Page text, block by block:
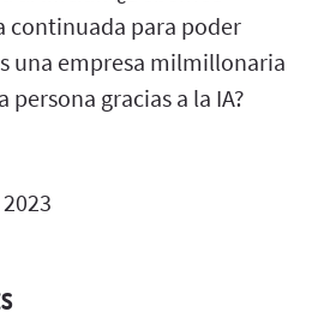
continuada para poder
una empresa milmillonaria
gracias a la IA?